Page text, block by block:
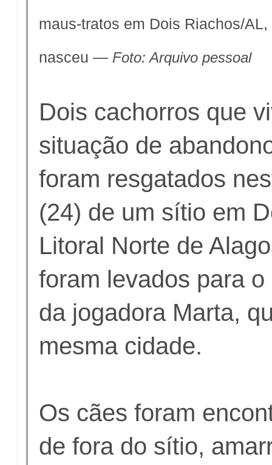
maus-tratos em Dois Riachos/
nasceu — Foto: Arquivo pessoal
Dois cachorros que
situação de
foram resgatados
(24) de um sítio em
Litoral Norte de
foram levados para
da jogadora Marta,
mesma cidade.
Os cães foram
de fora do sítio,